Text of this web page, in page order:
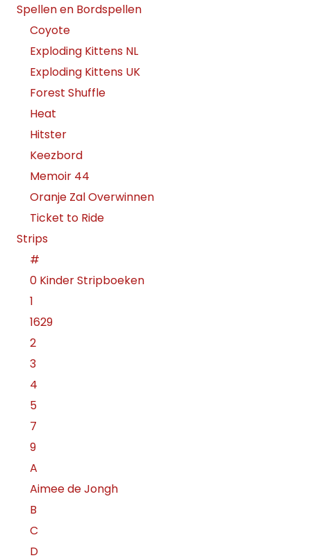
Spellen en Bordspellen
Coyote
Exploding Kittens NL
Exploding Kittens UK
Forest Shuffle
Heat
Hitster
Keezbord
Memoir 44
Oranje Zal Overwinnen
Ticket to Ride
Strips
#
0 Kinder Stripboeken
1
1629
2
3
4
5
7
9
A
Aimee de Jongh
B
C
D